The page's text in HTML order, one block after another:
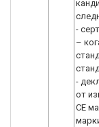
-
–
-
от
CE